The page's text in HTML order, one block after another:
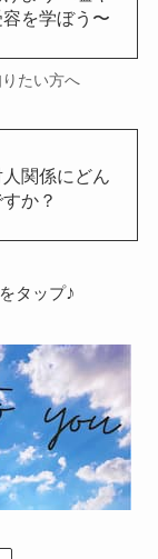
を学ぼう〜
たい方へ
人関係にどん
か？
タップ♪